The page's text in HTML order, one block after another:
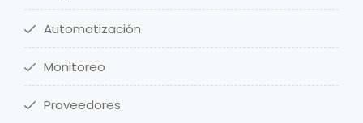
Automatización
Monitoreo
Proveedores